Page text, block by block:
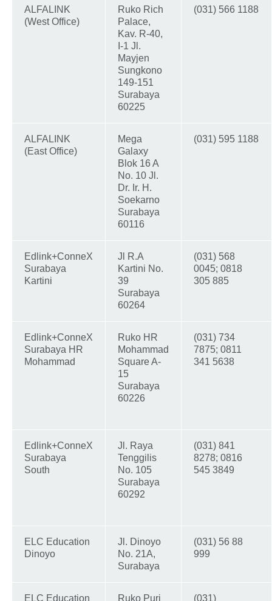
ALFALINK
(West Office)
Ruko Rich
Palace,
Kav. R-40,
I-1 Jl.
Mayjen
Sungkono
149-151
Surabaya
60225
(031) 566 1188
ALFALINK
(East Office)
Mega
Galaxy
Blok 16 A
No. 10 Jl.
Dr. Ir. H.
Soekarno
Surabaya
60116
(031) 595 1188
Edlink+ConneX
Surabaya
Kartini
Jl R.A
Kartini No.
39
Surabaya
60264
(031) 568
0045; 0818
305 885
Edlink+ConneX
Surabaya HR
Mohammad
Ruko HR
Mohammad
Square A-
15
Surabaya
60226
(031) 734
7875; 0811
341 5638
Edlink+ConneX
Surabaya
South
Jl. Raya
Tenggilis
No. 105
Surabaya
60292
(031) 841
8278; 0816
545 3849
ELC Education
Dinoyo
Jl. Dinoyo
No. 21A,
Surabaya
(031) 56 88
999
ELC Education Ruko Puri (031)